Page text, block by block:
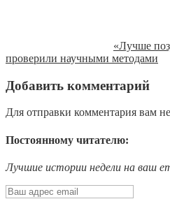
«Лучше
проверили научными методами
Добавить комментарий
Для отправки комментария вам
Постоянному читателю:
Лучшие истории недели на ваш